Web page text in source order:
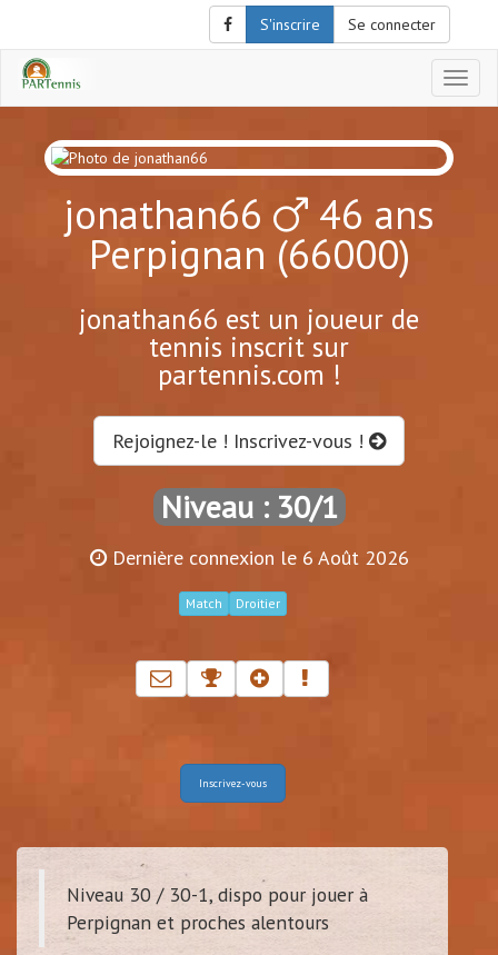
S'inscrire Se connecter
le
jonathan66 46 ans
Perpignan (66000)
jonathan66 est un joueur de
tennis inscrit sur
partennis.com !
Rejoignez-le ! Inscrivez-vous !
Niveau : 30/1
Dernière connexion le 6 Août 2026
Match Droitier
Inscrivez-vous
Niveau 30 / 30-1, dispo pour jouer à
Perpignan et proches alentours